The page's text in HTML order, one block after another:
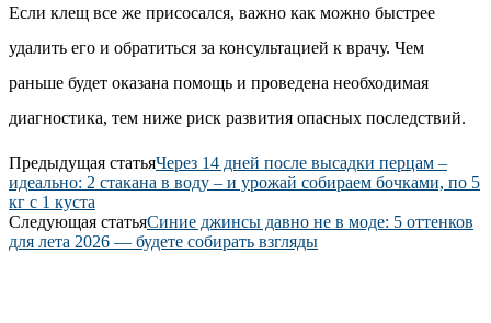
Если клещ все же присосался, важно как можно быстрее
удалить его и обратиться за консультацией к врачу. Чем
раньше будет оказана помощь и проведена необходимая
диагностика, тем ниже риск развития опасных последствий.
Предыдущая статьяЧерез 14 дней после высадки перцам –
идеально: 2 стакана в воду – и урожай собираем бочками, по 5
кг с 1 куста
Следующая статьяСиние джинсы давно не в моде: 5 оттенков
для лета 2026 — будете собирать взгляды